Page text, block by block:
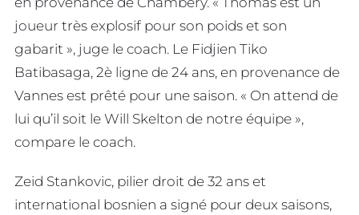
joueur très explosif pour son poids et son
gabarit », juge le coach. Le Fidjien Tiko
Batibasaga, 2è ligne de 24 ans, en provenance de
Vannes est prêté pour une saison. « On attend de
lui qu’il soit le Will Skelton de notre équipe »,
compare le coach.
Zeid Stankovic, pilier droit de 32 ans et
international bosnien a signé pour deux saisons,